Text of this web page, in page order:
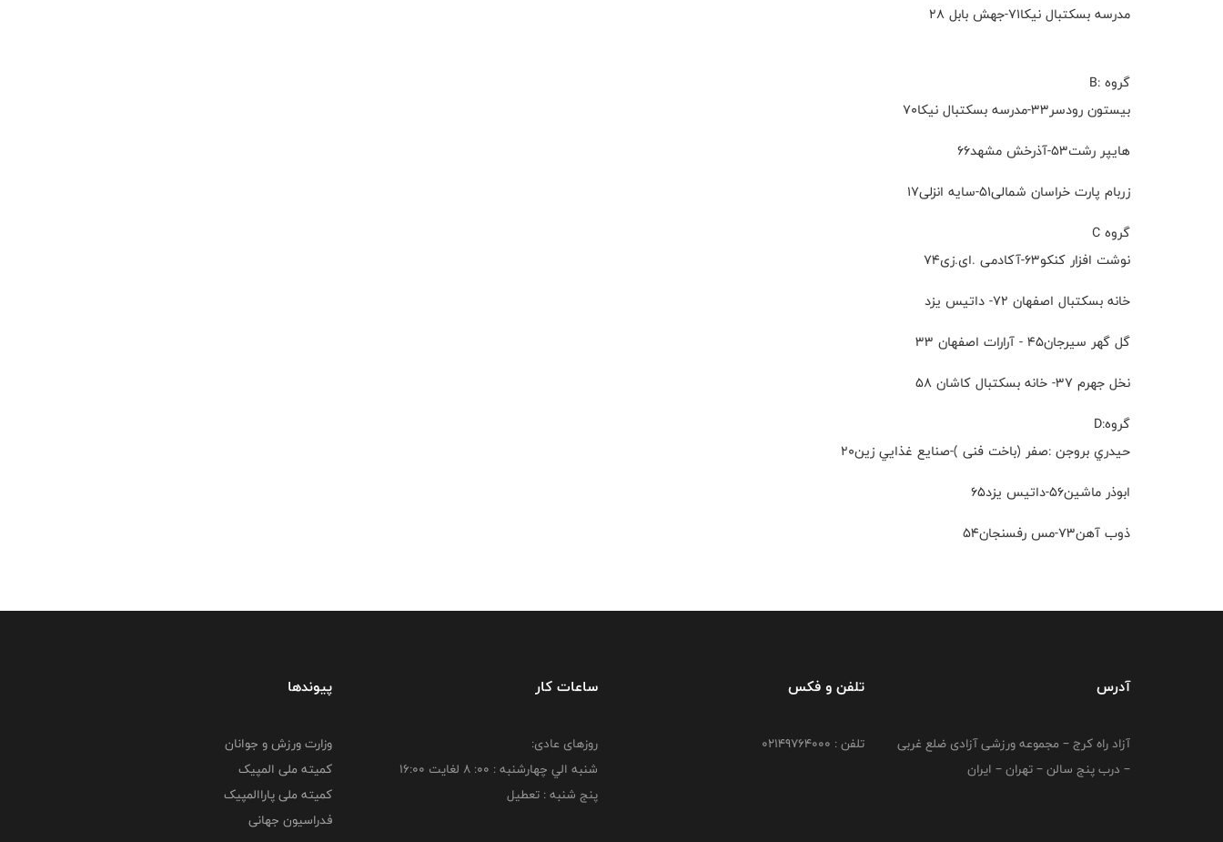
مدرسه بسکتبال نیکا71-جهش بابل 28
گروه :B
بیستون رودسر۳۳-مدرسه بسکتبال نیکا۷۰
هایپر رشت۵۳-آذرخش مشهد۶۶
زربام پارت خراسان شمالی۵۱-سایه انزلی۱۷
گروه C
نوشت افزار کنکو۶۳-آکادمی .ای.زی۷۴
خانه بسکتبال اصفهان 72- داتیس یزد
گل گهر سیرجان45 - آرارات اصفهان 33
نخل جهرم 37- خانه بسکتبال کاشان 58
گروه:D
حيدري بروجن :صفر (باخت فنی )-صنايع غذايي زين٢٠
ابوذر ماشين٥٦-داتيس يزد٦٥
ذوب آهن٧٣-مس رفسنجان٥٤
آدرس
آزاد راه کرج – مجموعه ورزشی آزادی ضلع غربی
– درب پنج سالن – تهران – ایران
تلفن و فکس
تلفن : 02149764000
ساعات کار
روزهای عادی:
شنبه الي چهارشنبه : 00: 8 لغايت 16:00
پنج شنبه : تعطیل
پیوندها
وزارت ورزش و جوانان
کمیته ملی المپیک
کمیته ملی پاراالمپیک
فدراسیون جهانی